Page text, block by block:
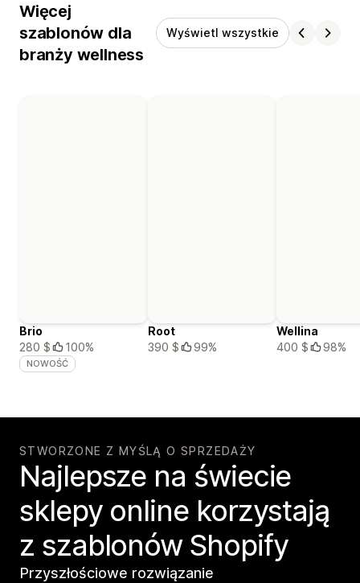
Więcej
szablonów dla
branży wellness
Wyświetl wszystkie
Brio
280 $
100%
NOWOŚĆ
Root
390 $
99%
Wellina
400 $
98%
STWORZONE Z MYŚLĄ O SPRZEDAŻY
Najlepsze na świecie
sklepy online korzystają
z szablonów Shopify
Przyszłościowe rozwiązanie